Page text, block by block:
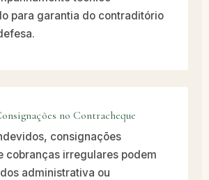
para garantia do contraditório
no Contracheque
consignações
cobranças irregulares podem
administrativa ou